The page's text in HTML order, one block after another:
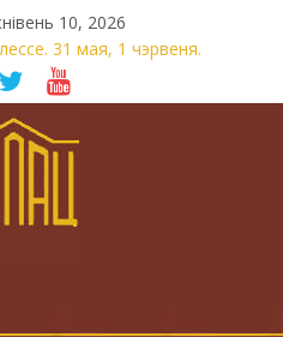
10, 2026
31 мая, 1 чэрвеня.
балюча нараджаецца
нацыя.